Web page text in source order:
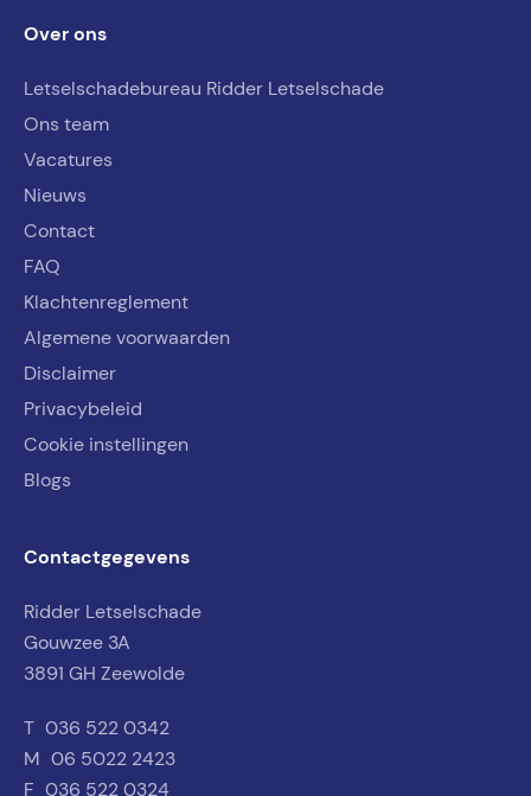
Over ons
Letselschadebureau Ridder Letselschade
Ons team
Vacatures
Nieuws
Contact
FAQ
Klachtenreglement
Algemene voorwaarden
Disclaimer
Privacybeleid
Cookie instellingen
Blogs
Contactgegevens
Ridder Letselschade
Gouwzee 3A
3891 GH Zeewolde
T 036 522 0342
M 06 5022 2423
F 036 522 0324